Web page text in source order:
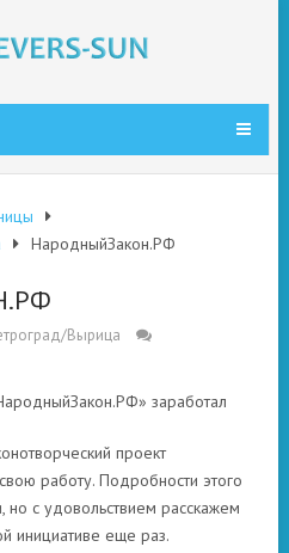
НародныйЗакон.РФ
Вырица
заработал
проект
работу. Подробности этого
с удовольствием расскажем
инициативе еще раз.